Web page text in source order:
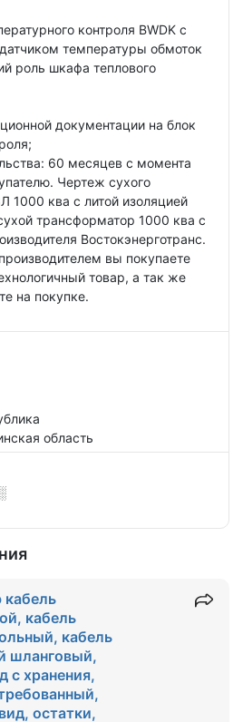
контроля BWDK с
температуры обмоток
роль шкафа теплового
документации на блок
60 месяцев с момента
Чертеж сухого
1000 ква с литой изоляцией
трансформатор 1000 ква с
Востокэнерготранс.
вы покупаете
товар, а так же
на покупке.
область
кабель
кабель
кабель
шланговый,
с хранения,
остатки,